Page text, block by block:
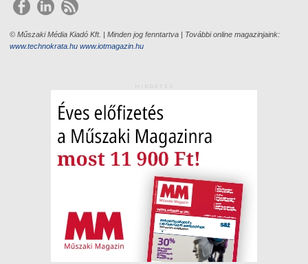
© Műszaki Média Kiadó Kft. | Minden jog fenntartva | További online magazinjaink:
www.technokrata.hu www.iotmagazin.hu
HIRDETÉS